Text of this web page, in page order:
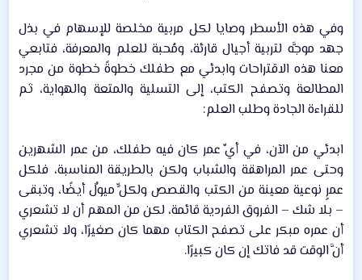
وفي هذه الأسطر وصايا لكل مربية مخلصة للإسهام في بذل
جهد موجَّه لتربية أجيال قارئة، ومُحبة للعلم والمعرفة، فتابعي
معنا هذه الاقتراحات وابدئي مع طفلك خطوةً خطوة من مجرد
المطالعة وتصفح الكتب، إلى التسلية والمتعة والهواية، ثم
للقراءة الجادة وطلب العلم:​
ابدئي من الآن، في أيِّ عمر كان فيه طفلك، من عمر الشهرين
وحتى عمر المراهقة والشباب ولكن بالطريقة المناسبة، فلكل
عمرٍ نوعية معينة من الكتب والقصص ولكلٍّ ميولٌ أيضًا، وتبقى
– بلا شك – الفروق الفردية قائمة، لكن من المهم أن لا تشعري
أن عمره مبكر على تصفح الكتاب مهما كان صغيرًا، ولا تشعري
أنَّ الوقت قد فاتك إن كان كبيرًا.​